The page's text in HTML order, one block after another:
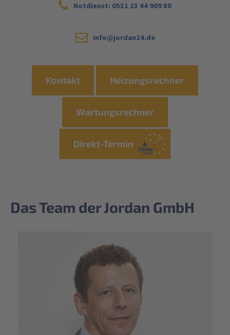
Notdienst: 0531 23 44 909 80
info@jordan24.de
Kontakt Heizungsrechner
Wartungsrechner
Direkt-Termin
Das Team der Jordan GmbH